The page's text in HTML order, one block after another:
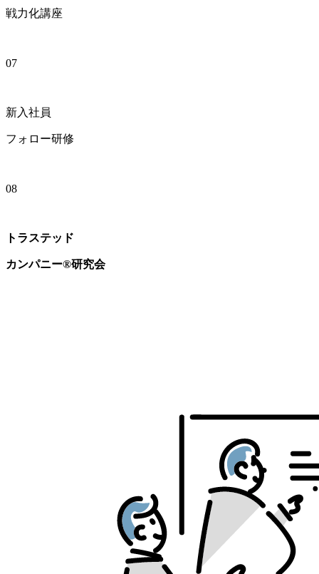
戦力化講座
07
新入社員
フォロー研修
08
トラステッド
カンパニー®︎研究会